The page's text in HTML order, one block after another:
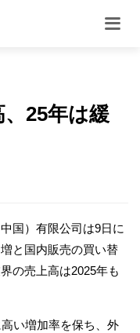
25年は緩
国）有限公司は9日に
と国内販売の買い替
の売上高は2025年も
い増加率を保ち、外